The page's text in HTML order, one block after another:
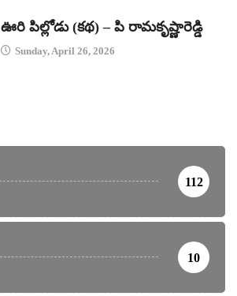
ఊరి పిల్లోడు (కథ) – పి రామకృష్ణారెడ్డి
Sunday, April 26, 2026
112
10